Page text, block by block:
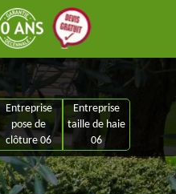
Entreprise
pose de
clôture 06
Entreprise
taille de haie
06